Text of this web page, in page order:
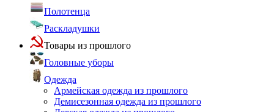
Полотенца
Раскладушки
Товары из прошлого
Головные уборы
Одежда
Армейская одежда из прошлого
Демисезонная одежда из прошлого